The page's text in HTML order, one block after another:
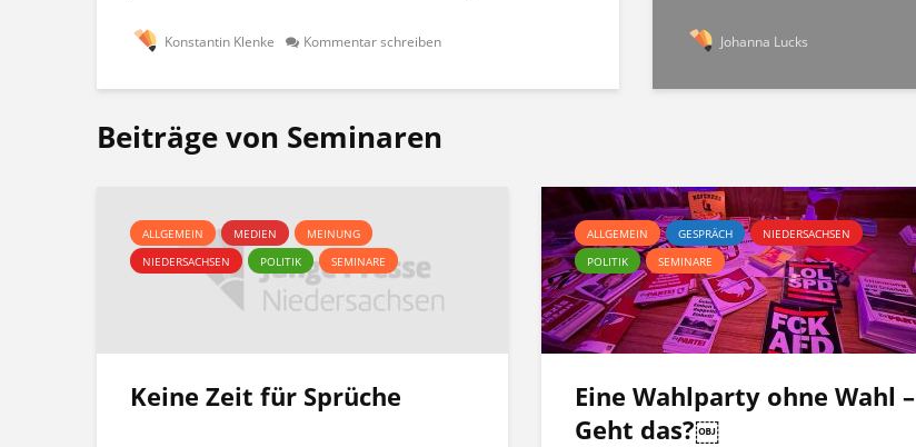
Konstantin Klenke Kommentar schreiben Johanna Lucks
Beiträge von Seminaren
ALLGEMEIN MEDIEN
MEINUNG
NIEDERSACHSEN
POLITIK SEMINARE
Keine Zeit für Sprüche
ALLGEMEIN GESPRÄCH
NIEDERSACHSEN
POLITIK
SEMINARE
Eine Wahlparty ohne Wahl –
Geht das?￼